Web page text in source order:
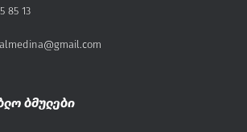
85 13
ბმულები